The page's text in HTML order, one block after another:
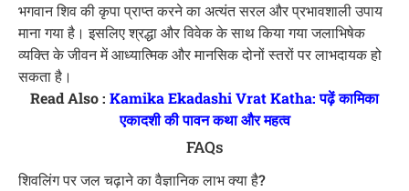
भगवान शिव की कृपा प्राप्त करने का अत्यंत सरल और प्रभावशाली उपाय
माना गया है। इसलिए श्रद्धा और विवेक के साथ किया गया जलाभिषेक
व्यक्ति के जीवन में आध्यात्मिक और मानसिक दोनों स्तरों पर लाभदायक हो
सकता है।
Read Also : Kamika Ekadashi Vrat Katha: पढ़ें कामिका
एकादशी की पावन कथा और महत्व
FAQs
शिवलिंग पर जल चढ़ाने का वैज्ञानिक लाभ क्या है?